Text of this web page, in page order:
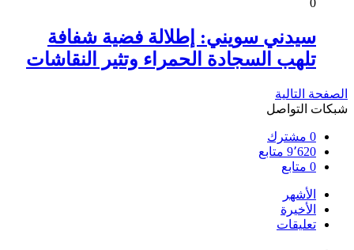
0
سيدني سويني: إطلالة فضية شفافة
تلهب السجادة الحمراء وتثير النقاشات
الصفحة التالية
شبكات التواصل
0 مشترك
9٬620 متابع
0 متابع
الأشهر
الأخيرة
تعليقات